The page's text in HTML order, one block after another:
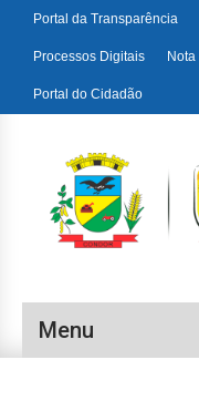
Portal da Transparência
Processos Digitais
Portal do Cidadão
Menu